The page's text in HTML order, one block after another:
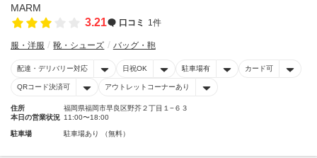
3.21 口コミ 1件
服・洋服 靴・シューズ バッグ・鞄
配達・デリバリー対応 日祝OK 駐車場有 カード可
QRコード決済可 アウトレットコーナーあり
住所
福岡県福岡市早良区野芥２丁目１−６３
本日の営業状況 11:00〜18:00
駐車場 駐車場あり （無料）